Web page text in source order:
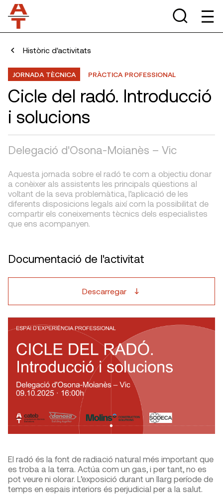
Històric d'activitats
JORNADA TÈCNICA PRÀCTICA PROFESSIONAL
Cicle del radó. Introducció
i solucions
Delegació d'Osona-Moianès – Vic
Aquesta jornada sobre el radó te com a objectiu donar
a conèixer als assistents les principals qüestions al
voltant de la seva problemàtica, l’aplicació de les
diferents disposicions legals així com la possibilitat de
compartir els coneixements tècnics dels especialistes
que ens acompanyen.
Documentació de l'activitat
Descarregar
El radó és la font de radiació natural més important que
es troba a la terra. Actúa com un gas, i per tant, no es
pot veure ni olorar. L’exposició durant un llarg període de
temps en espais interiors és perjudicial per a la salut.